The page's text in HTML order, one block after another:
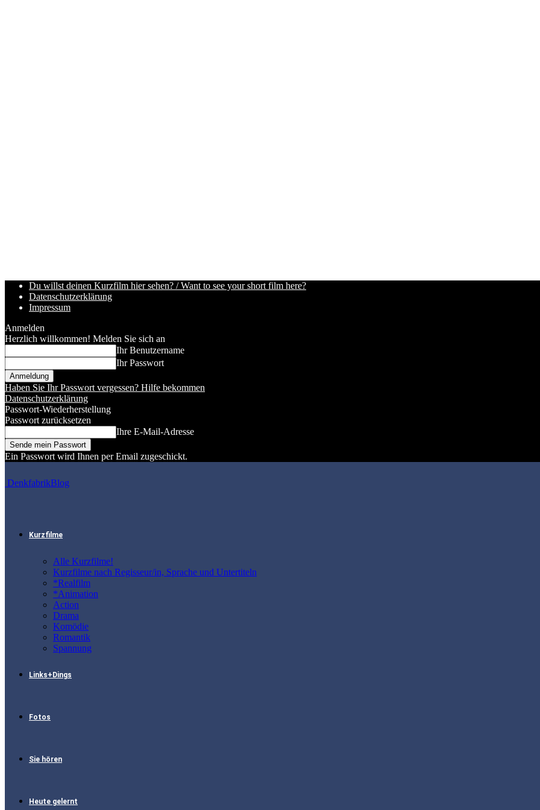
Du willst deinen Kurzfilm hier sehen? / Want to see your short film here?
Datenschutzerklärung
Impressum
Anmelden
Herzlich willkommen! Melden Sie sich an
Ihr Benutzername
Ihr Passwort
Haben Sie Ihr Passwort vergessen? Hilfe bekommen
Datenschutzerklärung
Passwort-Wiederherstellung
Passwort zurücksetzen
Ihre E-Mail-Adresse
Ein Passwort wird Ihnen per Email zugeschickt.
DenkfabrikBlog
Kurzfilme
Alle Kurzfilme!
Kurzfilme nach Regisseur/in, Sprache und Untertiteln
*Realfilm
*Animation
Action
Drama
Komödie
Romantik
Spannung
Links+Dings
Fotos
Sie hören
Heute gelernt